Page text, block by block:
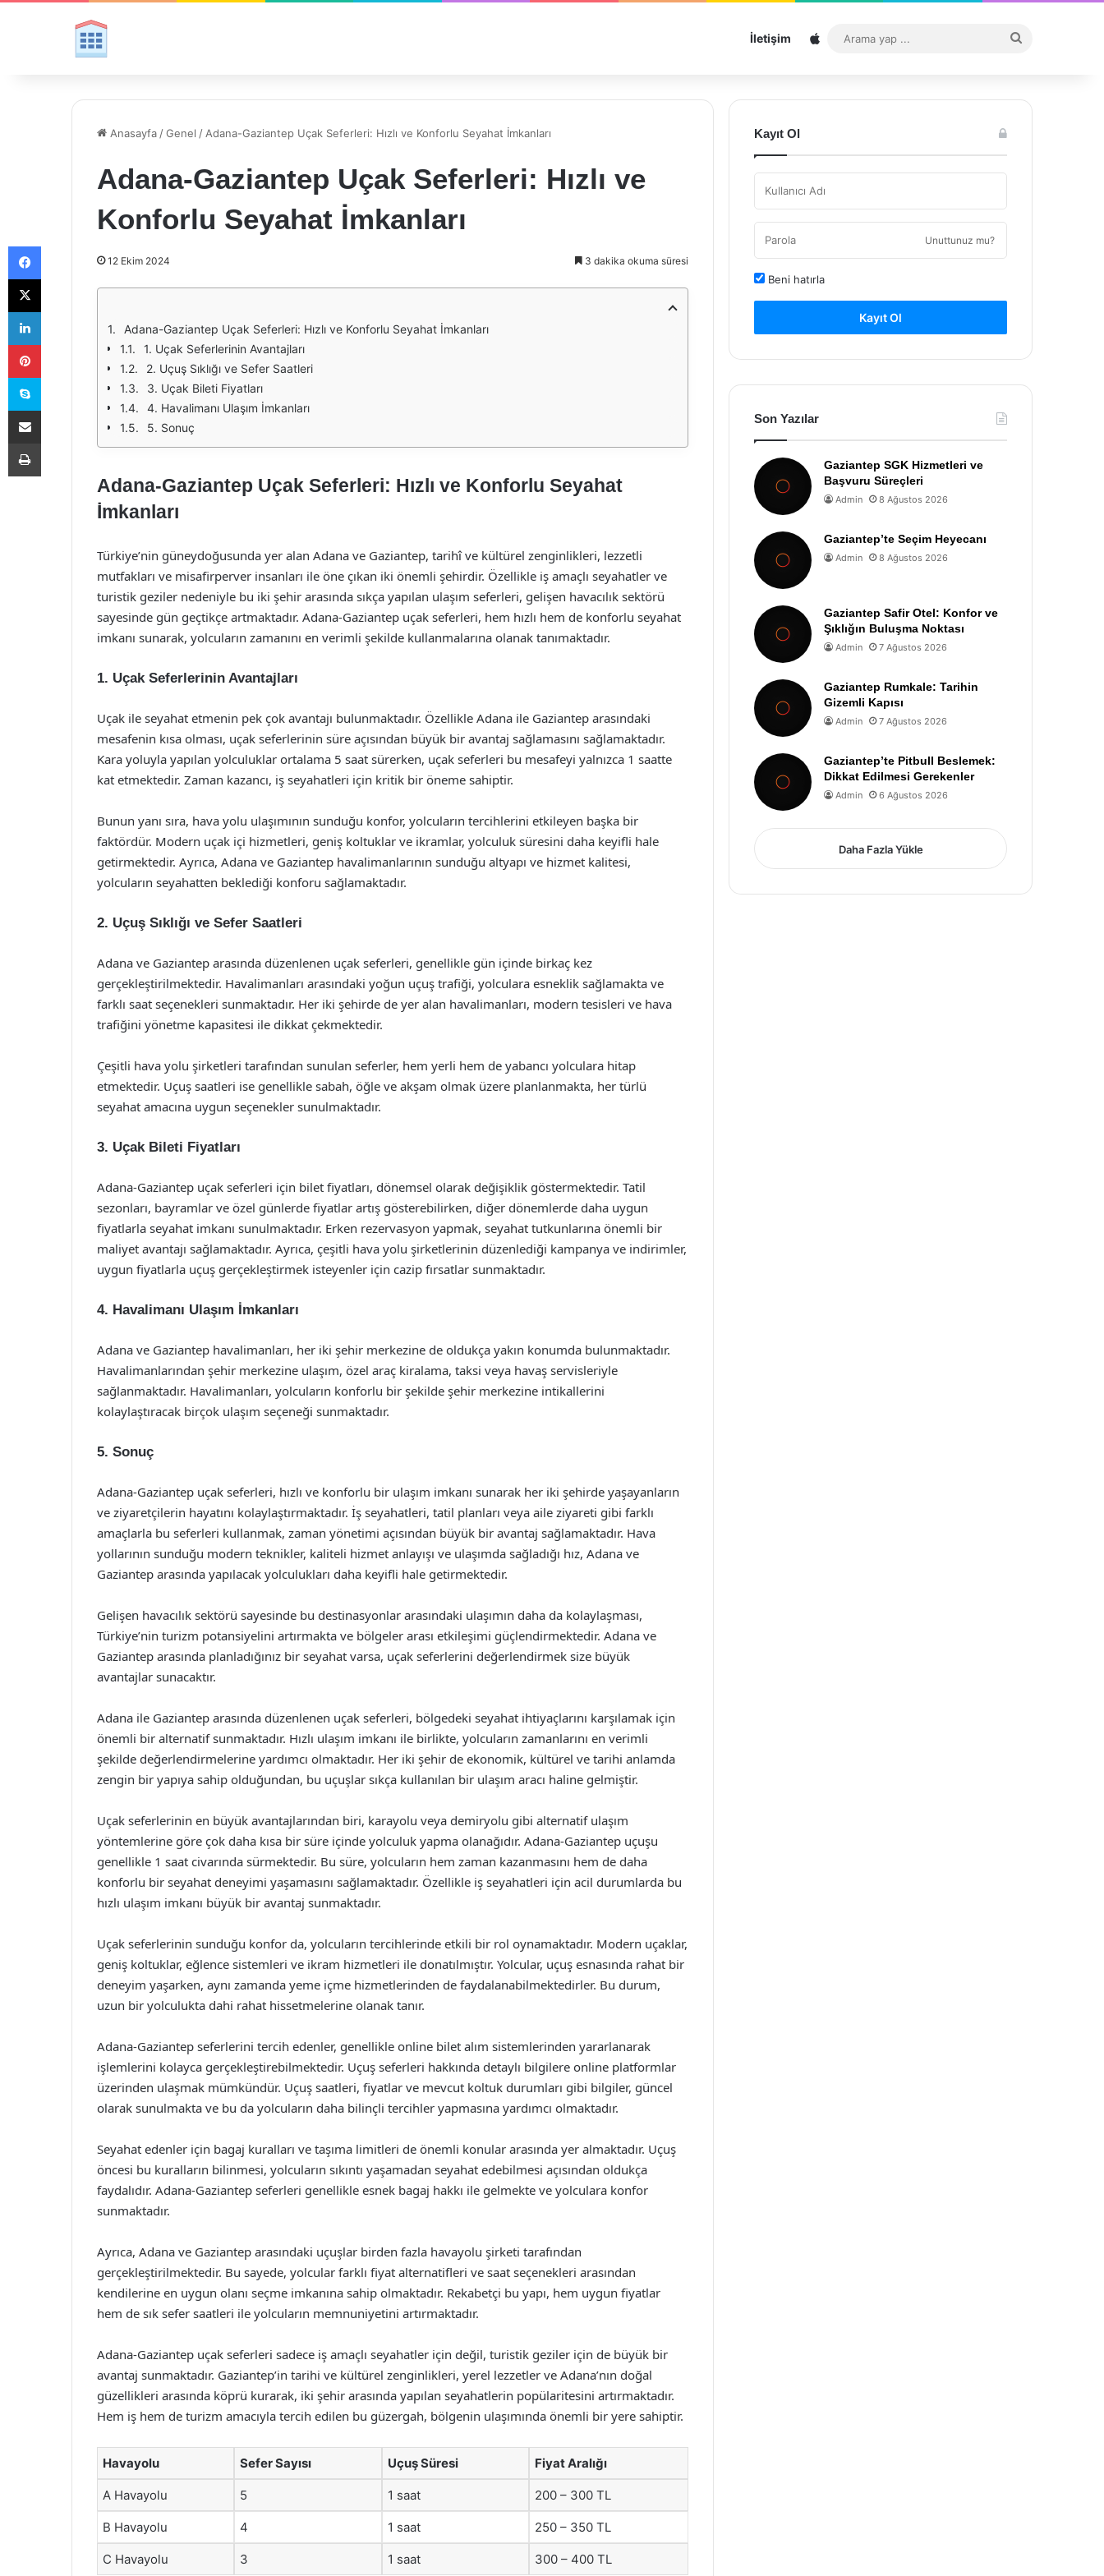
İletişim Sitemap
...
Anasayfa /Genel / Adana-Gaziantep Uçak Seferleri: Hızlı ve Konforlu Seyahat İmkanları
Adana-Gaziantep Uçak Seferleri: Hızlı ve
Konforlu Seyahat İmkanları
12 Ekim 2024 3 dakika okuma süresi
Adana-Gaziantep Uçak Seferleri: Hızlı ve Konforlu Seyahat İmkanları
1. Uçak Seferlerinin Avantajları
2. Uçuş Sıklığı ve Sefer Saatleri
3. Uçak Bileti Fiyatları
4. Havalimanı Ulaşım İmkanları
5. Sonuç
Adana-Gaziantep Uçak Seferleri: Hızlı ve Konforlu Seyahat
İmkanları
Türkiye’nin güneydoğusunda yer alan Adana ve Gaziantep, tarihî ve kültürel zenginlikleri, lezzetli
mutfakları ve misafirperver insanları ile öne çıkan iki önemli şehirdir. Özellikle iş amaçlı seyahatler ve
turistik geziler nedeniyle bu iki şehir arasında sıkça yapılan ulaşım seferleri, gelişen havacılık sektörü
sayesinde gün geçtikçe artmaktadır. Adana-Gaziantep uçak seferleri, hem hızlı hem de konforlu seyahat
imkanı sunarak, yolcuların zamanını en verimli şekilde kullanmalarına olanak tanımaktadır.
1. Uçak Seferlerinin Avantajları
Uçak ile seyahat etmenin pek çok avantajı bulunmaktadır. Özellikle Adana ile Gaziantep arasındaki
mesafenin kısa olması, uçak seferlerinin süre açısından büyük bir avantaj sağlamasını sağlamaktadır.
Kara yoluyla yapılan yolculuklar ortalama 5 saat sürerken, uçak seferleri bu mesafeyi yalnızca 1 saatte
kat etmektedir. Zaman kazancı, iş seyahatleri için kritik bir öneme sahiptir.
Bunun yanı sıra, hava yolu ulaşımının sunduğu konfor, yolcuların tercihlerini etkileyen başka bir
faktördür. Modern uçak içi hizmetleri, geniş koltuklar ve ikramlar, yolculuk süresini daha keyifli hale
getirmektedir. Ayrıca, Adana ve Gaziantep havalimanlarının sunduğu altyapı ve hizmet kalitesi,
yolcuların seyahatten beklediği konforu sağlamaktadır.
2. Uçuş Sıklığı ve Sefer Saatleri
Adana ve Gaziantep arasında düzenlenen uçak seferleri, genellikle gün içinde birkaç kez
gerçekleştirilmektedir. Havalimanları arasındaki yoğun uçuş trafiği, yolculara esneklik sağlamakta ve
farklı saat seçenekleri sunmaktadır. Her iki şehirde de yer alan havalimanları, modern tesisleri ve hava
trafiğini yönetme kapasitesi ile dikkat çekmektedir.
Çeşitli hava yolu şirketleri tarafından sunulan seferler, hem yerli hem de yabancı yolculara hitap
etmektedir. Uçuş saatleri ise genellikle sabah, öğle ve akşam olmak üzere planlanmakta, her türlü
seyahat amacına uygun seçenekler sunulmaktadır.
3. Uçak Bileti Fiyatları
Adana-Gaziantep uçak seferleri için bilet fiyatları, dönemsel olarak değişiklik göstermektedir. Tatil
sezonları, bayramlar ve özel günlerde fiyatlar artış gösterebilirken, diğer dönemlerde daha uygun
fiyatlarla seyahat imkanı sunulmaktadır. Erken rezervasyon yapmak, seyahat tutkunlarına önemli bir
maliyet avantajı sağlamaktadır. Ayrıca, çeşitli hava yolu şirketlerinin düzenlediği kampanya ve indirimler,
uygun fiyatlarla uçuş gerçekleştirmek isteyenler için cazip fırsatlar sunmaktadır.
4. Havalimanı Ulaşım İmkanları
Adana ve Gaziantep havalimanları, her iki şehir merkezine de oldukça yakın konumda bulunmaktadır.
Havalimanlarından şehir merkezine ulaşım, özel araç kiralama, taksi veya havaş servisleriyle
sağlanmaktadır. Havalimanları, yolcuların konforlu bir şekilde şehir merkezine intikallerini
kolaylaştıracak birçok ulaşım seçeneği sunmaktadır.
5. Sonuç
Adana-Gaziantep uçak seferleri, hızlı ve konforlu bir ulaşım imkanı sunarak her iki şehirde yaşayanların
ve ziyaretçilerin hayatını kolaylaştırmaktadır. İş seyahatleri, tatil planları veya aile ziyareti gibi farklı
amaçlarla bu seferleri kullanmak, zaman yönetimi açısından büyük bir avantaj sağlamaktadır. Hava
yollarının sunduğu modern teknikler, kaliteli hizmet anlayışı ve ulaşımda sağladığı hız, Adana ve
Gaziantep arasında yapılacak yolculukları daha keyifli hale getirmektedir.
Gelişen havacılık sektörü sayesinde bu destinasyonlar arasındaki ulaşımın daha da kolaylaşması,
Türkiye’nin turizm potansiyelini artırmakta ve bölgeler arası etkileşimi güçlendirmektedir. Adana ve
Gaziantep arasında planladığınız bir seyahat varsa, uçak seferlerini değerlendirmek size büyük
avantajlar sunacaktır.
Adana ile Gaziantep arasında düzenlenen uçak seferleri, bölgedeki seyahat ihtiyaçlarını karşılamak için
önemli bir alternatif sunmaktadır. Hızlı ulaşım imkanı ile birlikte, yolcuların zamanlarını en verimli
şekilde değerlendirmelerine yardımcı olmaktadır. Her iki şehir de ekonomik, kültürel ve tarihi anlamda
zengin bir yapıya sahip olduğundan, bu uçuşlar sıkça kullanılan bir ulaşım aracı haline gelmiştir.
Uçak seferlerinin en büyük avantajlarından biri, karayolu veya demiryolu gibi alternatif ulaşım
yöntemlerine göre çok daha kısa bir süre içinde yolculuk yapma olanağıdır. Adana-Gaziantep uçuşu
genellikle 1 saat civarında sürmektedir. Bu süre, yolcuların hem zaman kazanmasını hem de daha
konforlu bir seyahat deneyimi yaşamasını sağlamaktadır. Özellikle iş seyahatleri için acil durumlarda bu
hızlı ulaşım imkanı büyük bir avantaj sunmaktadır.
Uçak seferlerinin sunduğu konfor da, yolcuların tercihlerinde etkili bir rol oynamaktadır. Modern uçaklar,
geniş koltuklar, eğlence sistemleri ve ikram hizmetleri ile donatılmıştır. Yolcular, uçuş esnasında rahat bir
deneyim yaşarken, aynı zamanda yeme içme hizmetlerinden de faydalanabilmektedirler. Bu durum,
uzun bir yolculukta dahi rahat hissetmelerine olanak tanır.
Adana-Gaziantep seferlerini tercih edenler, genellikle online bilet alım sistemlerinden yararlanarak
işlemlerini kolayca gerçekleştirebilmektedir. Uçuş seferleri hakkında detaylı bilgilere online platformlar
üzerinden ulaşmak mümkündür. Uçuş saatleri, fiyatlar ve mevcut koltuk durumları gibi bilgiler, güncel
olarak sunulmakta ve bu da yolcuların daha bilinçli tercihler yapmasına yardımcı olmaktadır.
Seyahat edenler için bagaj kuralları ve taşıma limitleri de önemli konular arasında yer almaktadır. Uçuş
öncesi bu kuralların bilinmesi, yolcuların sıkıntı yaşamadan seyahat edebilmesi açısından oldukça
faydalıdır. Adana-Gaziantep seferleri genellikle esnek bagaj hakkı ile gelmekte ve yolculara konfor
sunmaktadır.
Ayrıca, Adana ve Gaziantep arasındaki uçuşlar birden fazla havayolu şirketi tarafından
gerçekleştirilmektedir. Bu sayede, yolcular farklı fiyat alternatifleri ve saat seçenekleri arasından
kendilerine en uygun olanı seçme imkanına sahip olmaktadır. Rekabetçi bu yapı, hem uygun fiyatlar
hem de sık sefer saatleri ile yolcuların memnuniyetini artırmaktadır.
Adana-Gaziantep uçak seferleri sadece iş amaçlı seyahatler için değil, turistik geziler için de büyük bir
avantaj sunmaktadır. Gaziantep’in tarihi ve kültürel zenginlikleri, yerel lezzetler ve Adana’nın doğal
güzellikleri arasında köprü kurarak, iki şehir arasında yapılan seyahatlerin popülaritesini artırmaktadır.
Hem iş hem de turizm amacıyla tercih edilen bu güzergah, bölgenin ulaşımında önemli bir yere sahiptir.
Havayolu Sefer Sayısı Uçuş Süresi Fiyat Aralığı
A Havayolu 5 1 saat 200 – 300 TL
B Havayolu 4 1 saat 250 – 350 TL
C Havayolu 3 1 saat 300 – 400 TL
Kayıt Ol
Unuttunuz mu?
Beni hatırla
Kayıt Ol
Son Yazılar
Gaziantep SGK Hizmetleri ve
Başvuru Süreçleri
Admin 8 Ağustos 2026
Gaziantep’te Seçim Heyecanı
Admin 8 Ağustos 2026
Gaziantep Safir Otel: Konfor ve
Şıklığın Buluşma Noktası
Admin 7 Ağustos 2026
Gaziantep Rumkale: Tarihin
Gizemli Kapısı
Admin 7 Ağustos 2026
Gaziantep’te Pitbull Beslemek:
Dikkat Edilmesi Gerekenler
Admin 6 Ağustos 2026
Daha Fazla Yükle
Facebook
X
LinkedIn
Pinterest
Skype
E-Posta ile paylaş